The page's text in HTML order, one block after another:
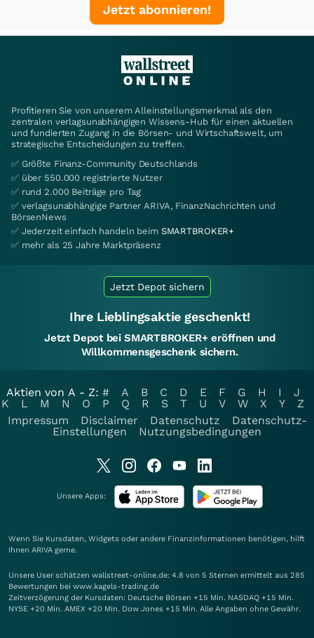
Jetzt abonnieren!
Profitieren Sie von unserem Alleinstellungsmerkmal als den
zentralen verlagsunabhängigen Wissens-Hub für einen aktuellen
und fundierten Zugang in die Börsen- und Wirtschaftswelt, um
strategische Entscheidungen zu treffen.
✅ Größte Finanz-Community Deutschlands
✅ über 550.000 registrierte Nutzer
✅ rund 2.000 Beiträge pro Tag
✅ verlagsunabhängige Partner ARIVA, FinanzNachrichten und
BörsenNews
✅ Jederzeit einfach handeln beim SMARTBROKER+
✅ mehr als 25 Jahre Marktpräsenz
Jetzt Depot sichern
Ihre Lieblingsaktie geschenkt!
Jetzt Depot bei SMARTBROKER+ eröffnen und
Willkommensgeschenk sichern.
Aktien von A - Z: # A B C D E F G H I
J
K
L M N O P Q R S T U V W X Y
Z
Impressum
Disclaimer Datenschutz
Datenschutz-
Einstellungen
Nutzungsbedingungen
Unsere Apps:
Wenn Sie Kursdaten, Widgets oder andere Finanzinformationen benötigen, hilft
Ihnen ARIVA gerne.
Unsere User schätzen wallstreet-online.de: 4.8 von 5 Sternen ermittelt aus 285
Bewertungen bei www.kagels-trading.de
Zeitverzögerung der Kursdaten: Deutsche Börsen +15 Min. NASDAQ +15 Min.
NYSE +20 Min. AMEX +20 Min. Dow Jones +15 Min. Alle Angaben ohne Gewähr.